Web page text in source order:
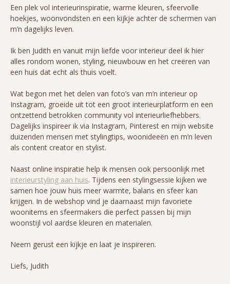
Een plek vol interieurinspiratie, warme kleuren, sfeervolle
hoekjes, woonvondsten en een kijkje achter de schermen van
m’n dagelijks leven.
Ik ben Judith en vanuit mijn liefde voor interieur deel ik hier
alles rondom wonen, styling, nieuwbouw en het creëren van
een huis dat echt als thuis voelt.
Wat begon met het delen van foto’s van m’n interieur op
Instagram, groeide uit tot een groot interieurplatform en een
ontzettend betrokken community vol interieurliefhebbers.
Dagelijks inspireer ik via Instagram, Pinterest en mijn website
duizenden mensen met stylingtips, woonideeën en m’n leven
als content creator en stylist.
Naast online inspiratie help ik mensen ook persoonlijk met
interieurstyling aan huis. Tijdens een stylingsessie kijken we
samen hoe jouw huis meer warmte, balans en sfeer kan
krijgen. In de webshop vind je daarnaast mijn favoriete
woonitems en sfeermakers die perfect passen bij mijn
woonstijl vol aardse kleuren en materialen.
Neem gerust een kijkje en laat je inspireren.
Liefs, Judith